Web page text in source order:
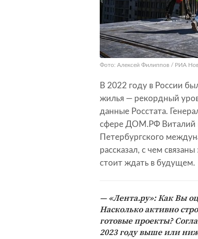
Фото: Алексей Филиппов / РИА
В 2022 году в России
жилья — рекордный
данные Росстата.
сфере ДОМ.РФ Виталий
Петербургского
рассказал, с чем
стоит ждать в будущем.
«Лента.ру»: Как Вы
Насколько активно
готовые проекты?
2023 году выше или